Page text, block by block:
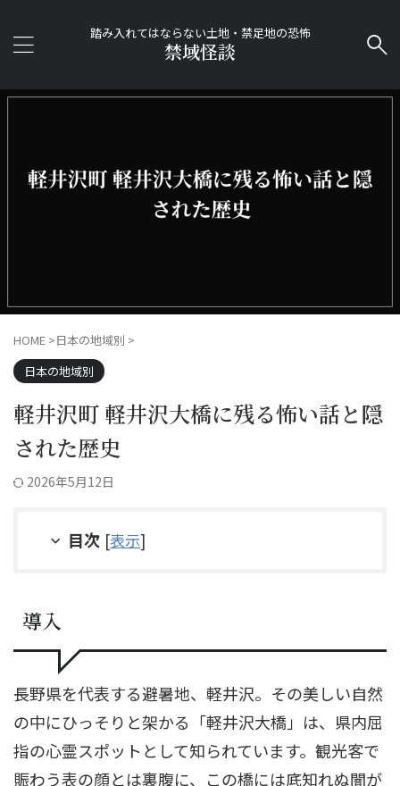
踏み入れてはならない土地・禁足地の恐怖
禁域怪談
HOME >日本の地域別 >
日本の地域別
軽井沢町 軽井沢大橋に残る怖い話と隠
された歴史
2026年5月12日
目次 [表示]
導入
長野県を代表する避暑地、軽井沢。その美しい自然
の中にひっそりと架かる「軽井沢大橋」は、県内屈
指の心霊スポットとして知られています。観光客で
賑わう表の顔とは裏腹に、この橋には底知れぬ闇が